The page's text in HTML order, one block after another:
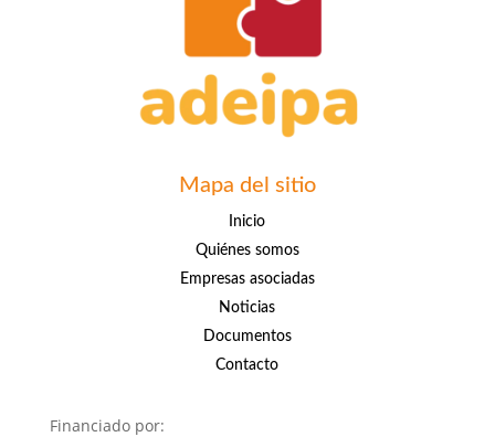
Mapa del sitio
Inicio
Quiénes somos
Empresas asociadas
Noticias
Documentos
Contacto
Financiado por: